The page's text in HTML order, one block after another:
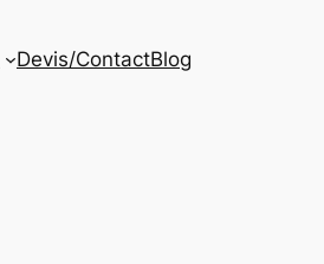
Devis/ContactBlog